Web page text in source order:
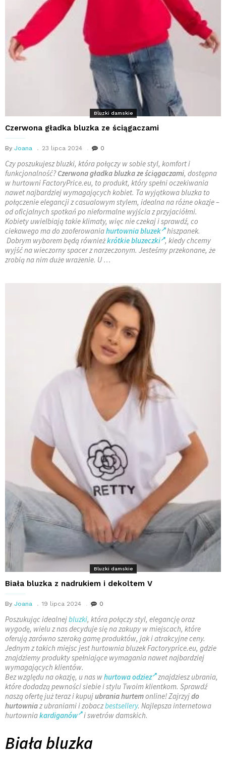
Bluzki damskie
Czerwona gładka bluzka ze ściągaczami
By Joana 23 lipca 2024 0
Czy poszukujesz bluzki, która połączy w sobie styl, komfort i
funkcjonalność?Czerwona gładka bluzka ze ściągaczami, dostępna
w hurtowni FactoryPrice.eu, to produkt, który spełni oczekiwania
nawet najbardziej wymagających kobiet. Ta wyjątkowa bluzka to
połączenie elegancji z casualowym stylem, idealna na różne okazje –
od oficjalnych spotkań po nieformalne wyjścia z przyjaciółmi.
Kobiety uwielbiają takie klimaty, więc nie czekaj i sprawdź, co
ciekawego ma do zaoferowaniahurtownia bluzek hiszpanek.
Dobrym wyborem będą równieżkrótkie bluzeczki , kiedy chcemy
wyjść na wieczorny spacer z narzeczonym. Jesteśmy przekonane, że
zrobią na nim duże wrażenie. U …
Bluzki damskie
Biała bluzka z nadrukiem i dekoltem V
By Joana 19 lipca 2024 0
Poszukując idealnejbluzki, która połączy styl, elegancję oraz
wygodę, wielu z nas decyduje się na zakupy w miejscach, które
oferują zarówno szeroką gamę produktów, jak i atrakcyjne ceny.
Jednym z takich miejsc jest hurtownia bluzek Factoryprice.eu, gdzie
znajdziemy produkty spełniające wymagania nawet najbardziej
wymagających klientów.
Bez względu na okazję, u nas whurtowa odziez znajdziesz ubrania,
które dodadzą pewności siebie i stylu Twoim klientkom. Sprawdź
naszą ofertę już teraz i kupujubrania hurtemonline! Zajrzyjdo
hurtowniaz ubraniami i zobaczbestsellery. Najlepsza internetowa
hurtowniakardiganów i swetrów damskich.
Biała bluzka